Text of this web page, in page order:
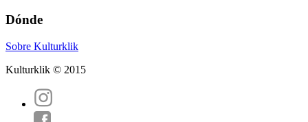
Dónde
Sobre Kulturklik
Kulturklik © 2015